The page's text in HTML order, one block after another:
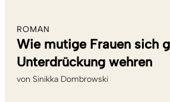
ROMAN
Wie mutige Frauen sich
Unterdrückung wehren
von Sinikka Dombrowski